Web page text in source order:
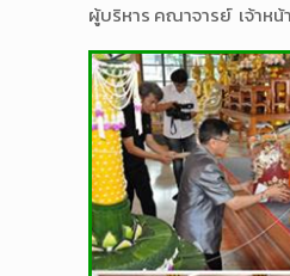
ผู้บริหาร คณาจารย์ เจ้าห